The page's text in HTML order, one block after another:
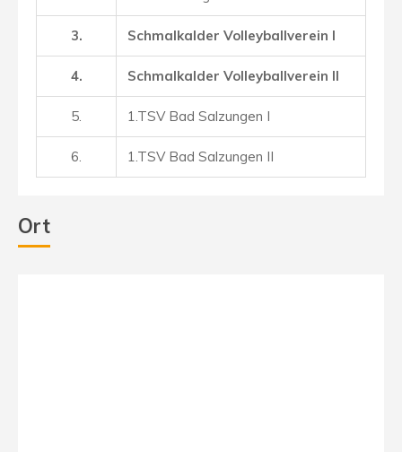
3. Schmalkalder Volleyballverein I
4. Schmalkalder Volleyballverein II
5. 1.TSV Bad Salzungen I
6. 1.TSV Bad Salzungen II
Ort